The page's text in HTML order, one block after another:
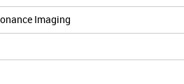
Imaging